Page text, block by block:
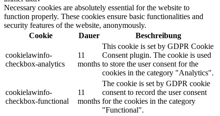
Necessary cookies are absolutely essential for the website to
function properly. These cookies ensure basic functionalities and
security features of the website, anonymously.
Cookie
Dauer Beschreibung
cookielawinfo-
checkbox-analytics
11
months
This cookie is set by GDPR Cookie
Consent plugin. The cookie is used
to store the user consent for the
cookies in the category "Analytics".
cookielawinfo-
checkbox-functional
11
months
The cookie is set by GDPR cookie
consent to record the user consent
for the cookies in the category
"Functional".